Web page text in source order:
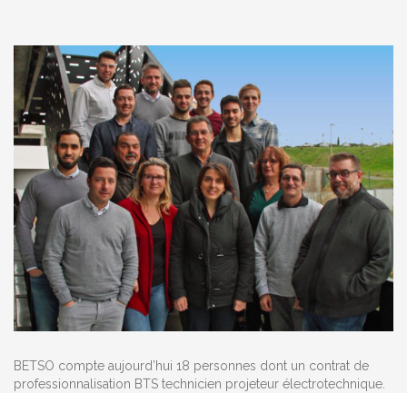
BETSO compte aujourd’hui 18 personnes dont un contrat de
professionnalisation BTS technicien projeteur électrotechnique.